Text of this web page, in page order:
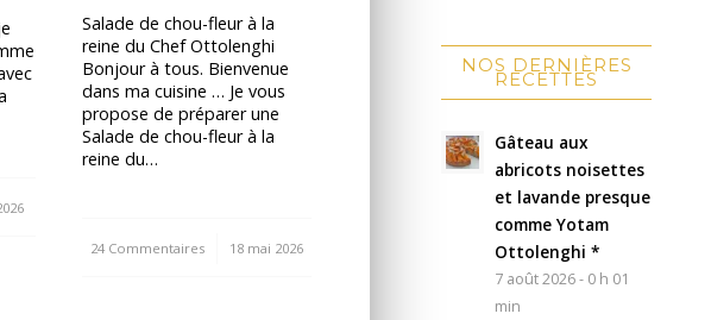
Salade de chou-fleur à la
reine du Chef Ottolenghi
Bonjour à tous. Bienvenue
dans ma cuisine … Je vous
propose de préparer une
Salade de chou-fleur à la
reine du…
24 Commentaires
/ 18 mai 2026
NOS DERNIÈRES
RECETTES
Gâteau aux
abricots noisettes
et lavande presque
comme Yotam
Ottolenghi *
7 août 2026 - 0 h 01
min